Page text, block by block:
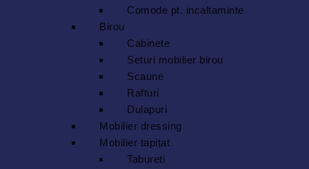
Comode pt. incaltaminte
Birou
Cabinete
Seturi mobilier birou
Scaune
Rafturi
Dulapuri
Mobilier dressing
Mobilier tapițat
Tabureti